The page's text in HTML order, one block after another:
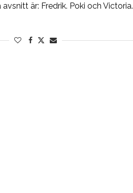
är: Fredrik. Poki och Victoria.